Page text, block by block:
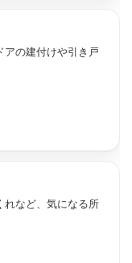
アの建付けや引き戸
れなど、気になる所